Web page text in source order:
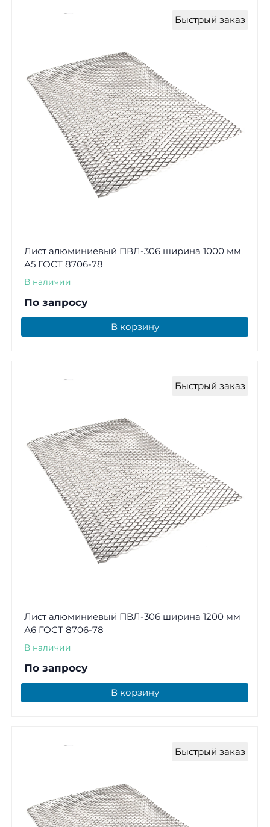
Быстрый заказ
Лист алюминиевый ПВЛ-306 ширина 1000 мм
А5 ГОСТ 8706-78
В наличии
По запросу
В корзину
Быстрый заказ
Лист алюминиевый ПВЛ-306 ширина 1200 мм
А6 ГОСТ 8706-78
В наличии
По запросу
В корзину
Быстрый заказ